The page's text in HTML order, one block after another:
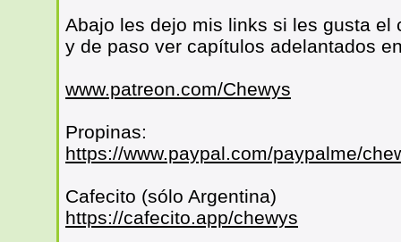
Abajo les dejo mis links si les gusta el
y de paso ver capítulos adelantados
www.patreon.com/Chewys
Propinas:
https://www.paypal.com/paypalme/
Cafecito (sólo Argentina)
https://cafecito.app/chewys